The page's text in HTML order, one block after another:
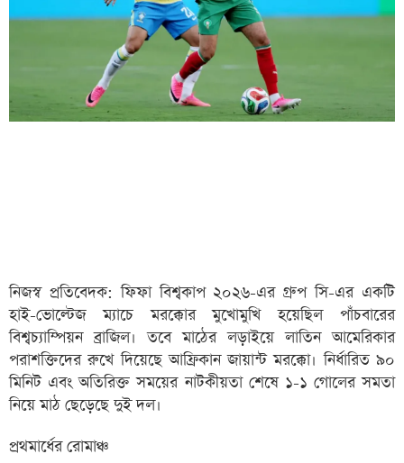
নিজস্ব প্রতিবেদক: ফিফা বিশ্বকাপ ২০২৬-এর গ্রুপ সি-এর একটি
হাই-ভোল্টেজ ম্যাচে মরক্কোর মুখোমুখি হয়েছিল পাঁচবারের
বিশ্বচ্যাম্পিয়ন ব্রাজিল। তবে মাঠের লড়াইয়ে লাতিন আমেরিকার
পরাশক্তিদের রুখে দিয়েছে আফ্রিকান জায়ান্ট মরক্কো। নির্ধারিত ৯০
মিনিট এবং অতিরিক্ত সময়ের নাটকীয়তা শেষে ১-১ গোলের সমতা
নিয়ে মাঠ ছেড়েছে দুই দল।
প্রথমার্ধের রোমাঞ্চ